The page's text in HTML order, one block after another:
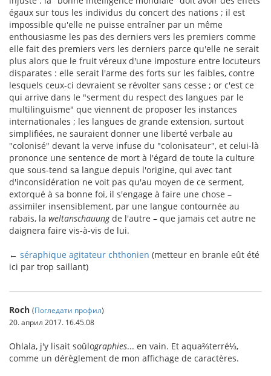
égaux sur tous les individus du concert des nations ; il est
impossible qu'elle ne puisse entraîner par un même
enthousiasme les pas des derniers vers les premiers comme
elle fait des premiers vers les derniers parce qu'elle ne serait
plus alors que le fruit véreux d'une imposture entre locuteurs
disparates : elle serait l'arme des forts sur les faibles, contre
lesquels ceux-ci devraient se révolter sans cesse ; or c'est ce
qui arrive dans le "serment du respect des langues par le
multilinguisme" que viennent de proposer les instances
internationales ; les langues de grande extension, surtout
simplifiées, ne sauraient donner une liberté verbale au
"colonisé" devant la verve infuse du "colonisateur", et celui-là
prononce une sentence de mort à l'égard de toute la culture
que sous-tend sa langue depuis l'origine, qui avec tant
d'inconsidération ne voit pas qu'au moyen de ce serment,
extorqué à sa bonne foi, il s'engage à faire une chose –
assimiler insensiblement, par une langue contournée au
rabais, la weltanschauungde l'autre – que jamais cet autre ne
daignera faire vis-à-vis de lui.
← séraphique agitateur chthonien (metteur en branle eût été
ici par trop saillant)
Roch (Погледати профил)
20. април 2017. 16.45.08
Ohlala, j'y lisait soŭlographies... en vain. Et aqua⅔terré⅓,
comme un dérèglement de mon affichage de caractères.